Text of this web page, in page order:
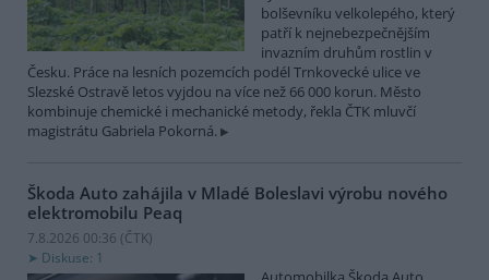
bolševníku velkolepého, který
patří k nejnebezpečnějším
invazním druhům rostlin v
Česku. Práce na lesních pozemcích podél Trnkovecké ulice ve
Slezské Ostravě letos vyjdou na více než 66 000 korun. Město
kombinuje chemické i mechanické metody, řekla ČTK mluvčí
magistrátu Gabriela Pokorná.
Škoda Auto zahájila v Mladé Boleslavi výrobu nového
elektromobilu Peaq
7.8.2026 00:36 (ČTK)
Diskuse: 1